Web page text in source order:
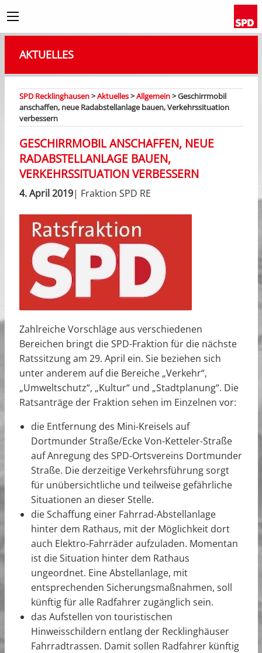
AKTUELLES
SPD Recklinghausen>Aktuelles>Allgemein>Geschirrmobil
anschaffen, neue Radabstellanlage bauen, Verkehrssituation
verbessern
GESCHIRRMOBIL ANSCHAFFEN, NEUE
RADABSTELLANLAGE BAUEN,
VERKEHRSSITUATION VERBESSERN
4. April 2019| Fraktion SPD RE
Zahlreiche Vorschläge aus verschiedenen
Bereichen bringt die SPD-Fraktion für die nächste
Ratssitzung am 29. April ein. Sie beziehen sich
unter anderem auf die Bereiche „Verkehr“,
„Umweltschutz“, „Kultur“ und „Stadtplanung“. Die
Ratsanträge der Fraktion sehen im Einzelnen vor:
die Entfernung des Mini-Kreisels auf
Dortmunder Straße/Ecke Von-Ketteler-Straße
auf Anregung des SPD-Ortsvereins Dortmunder
Straße. Die derzeitige Verkehrsführung sorgt
für unübersichtliche und teilweise gefährliche
Situationen an dieser Stelle.
die Schaffung einer Fahrrad-Abstellanlage
hinter dem Rathaus, mit der Möglichkeit dort
auch Elektro-Fahrräder aufzuladen. Momentan
ist die Situation hinter dem Rathaus
ungeordnet. Eine Abstellanlage, mit
entsprechenden Sicherungsmaßnahmen, soll
künftig für alle Radfahrer zugänglich sein.
das Aufstellen von touristischen
Hinweisschildern entlang der Recklinghäuser
Fahrradtrassen. Damit sollen Radfahrer künftig